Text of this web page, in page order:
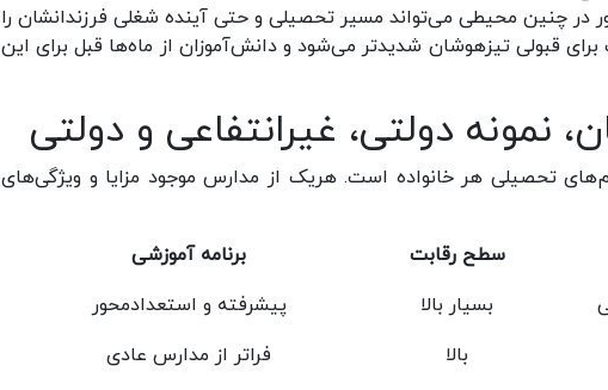
در چنین محیطی می‌تواند مسیر تحصیلی و حتی آینده شغلی فرزندانشان را
قبولی تیزهوشان شدیدتر می‌شود و دانش‌آموزان از ماه‌ها قبل برای این
نمونه دولتی، غیرانتفاعی و دولتی
تحصیلی هر خانواده است. هریک از مدارس موجود مزایا و ویژگی‌های
سطح رقابت
برنامه آموزشی
بسیار بالا
پیشرفته و استعدادمحور
بالا
فراتر از مدارس عادی